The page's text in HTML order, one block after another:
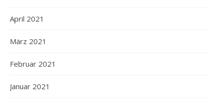
April 2021
März 2021
Februar 2021
Januar 2021